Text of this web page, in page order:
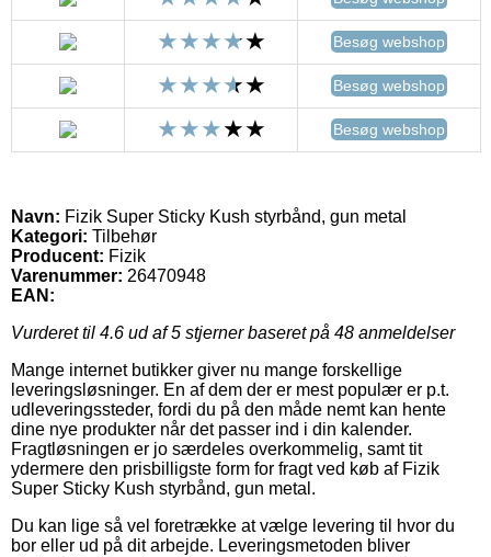
Besøg webshop
Besøg webshop
Besøg webshop
Navn: Fizik Super Sticky Kush styrbånd, gun metal
Kategori: Tilbehør
Producent: Fizik
Varenummer: 26470948
EAN:
Vurderet til 4.6 ud af 5 stjerner baseret på 48 anmeldelser
Mange internet butikker giver nu mange forskellige
leveringsløsninger. En af dem der er mest populær er p.t.
udleveringssteder, fordi du på den måde nemt kan hente
dine nye produkter når det passer ind i din kalender.
Fragtløsningen er jo særdeles overkommelig, samt tit
ydermere den prisbilligste form for fragt ved køb af Fizik
Super Sticky Kush styrbånd, gun metal.
Du kan lige så vel foretrække at vælge levering til hvor du
bor eller ud på dit arbejde. Leveringsmetoden bliver